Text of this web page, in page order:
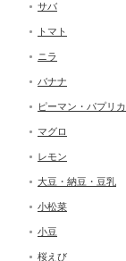
サバ
トマト
ニラ
バナナ
ピーマン・パプリカ
マグロ
レモン
大豆・納豆・豆乳
小松菜
小豆
桜えび